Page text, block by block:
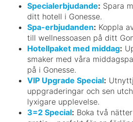
Specialerbjudande: Spara
ditt hotell i Gonesse.
Spa-erbjudanden: Koppla
till wellnessoasen på ditt
Hotellpaket med middag:
smaker med våra
på i Gonesse.
VIP Upgrade Special:
uppgraderingar och sen
lyxigare upplevelse.
3=2 Special: Boka två